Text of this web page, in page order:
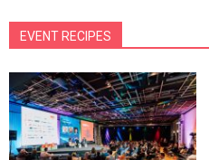
EVENT RECIPES